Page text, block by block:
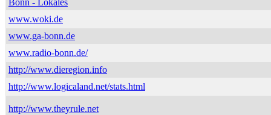
Bonn - Lokales
www.woki.de
www.ga-bonn.de
www.radio-bonn.de/
http://www.dieregion.info
http://www.logicaland.net/stats.html
http://www.theyrule.net